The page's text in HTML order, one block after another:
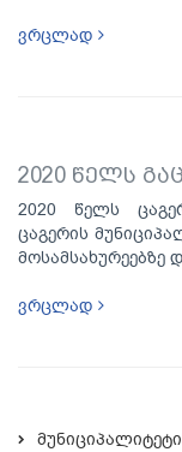
ვრცლად
2020 წელს
2020 წელს
ცაგერის
მოსამსახურეებზე
ვრცლად